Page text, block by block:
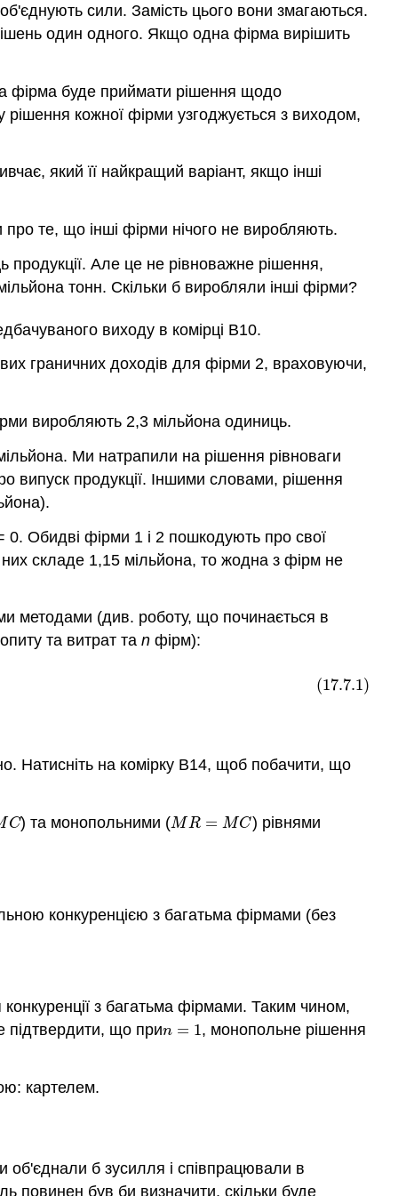
сили. Замість цього вони змагаються.
один одного. Якщо одна фірма вирішить
фірма буде приймати рішення щодо
рішення кожної фірми узгоджується з виходом,
який її найкращий варіант, якщо інші
те, що інші фірми нічого не виробляють.
Але це не рівноважне рішення,
тонн. Скільки б виробляли інші фірми?
виходу в комірці B10.
граничних доходів для фірми 2, враховуючи,
виробляють 2,3 мільйона одиниць.
Ми натрапили на рішення рівноваги
продукції. Іншими словами, рішення
Обидві фірми 1 і 2 пошкодують про свої
них складе 1,15 мільйона, то жодна з фірм не
методами (див. роботу, що починається в
та витрат та n фірм):
(17.7.1)
Натисніть на комірку B14, щоб побачити, що
C) та монопольними (MR = MC
MR= M C
) рівнями
конкуренцією з багатьма фірмами (без
з багатьма фірмами. Таким чином,
підтвердити, що приn = 1
n=1
, монопольне рішення
картелем.
б зусилля і співпрацювали в
повинен був би визначити, скільки буде